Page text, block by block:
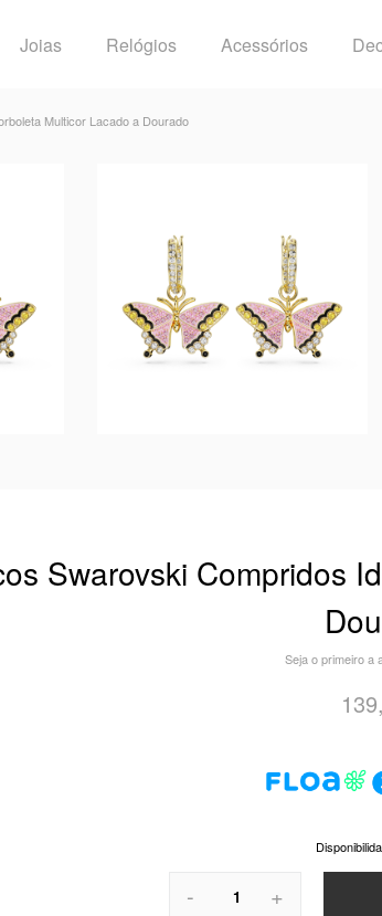
Joias Relógios Acessórios
Multicor Lacado a Dourado
Swarovski Compridos
Seja o primeiro a
- +